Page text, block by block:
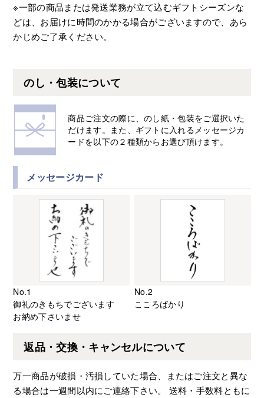
※一部の商品または発送業務が立て込むギフトシーズンな
どは、お届けに時間のかかる場合がございますので、あら
かじめご了承ください。
のし・包装について
商品ご注文の際に、のし紙・包装をご選択いた
だけます。また、ギフトに入れるメッセージカ
ードを以下の２種類からお選び頂けます。
メッセージカード
No.1
御礼のきもちでございます
お納め下さいませ
No.2
こころばかり
返品・交換・キャンセルについて
万一商品が破損・汚損していた場合、またはご注文と異な
る場合は一週間以内にご連絡下さい。 送料・手数料ともに